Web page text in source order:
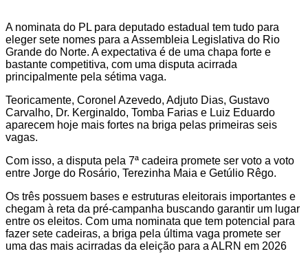
A nominata do PL para deputado estadual tem tudo para
eleger sete nomes para a Assembleia Legislativa do Rio
Grande do Norte. A expectativa é de uma chapa forte e
bastante competitiva, com uma disputa acirrada
principalmente pela sétima vaga.
Teoricamente, Coronel Azevedo, Adjuto Dias, Gustavo
Carvalho, Dr. Kerginaldo, Tomba Farias e Luiz Eduardo
aparecem hoje mais fortes na briga pelas primeiras seis
vagas.
Com isso, a disputa pela 7ª cadeira promete ser voto a voto
entre Jorge do Rosário, Terezinha Maia e Getúlio Rêgo.
Os três possuem bases e estruturas eleitorais importantes e
chegam à reta da pré-campanha buscando garantir um lugar
entre os eleitos. Com uma nominata que tem potencial para
fazer sete cadeiras, a briga pela última vaga promete ser
uma das mais acirradas da eleição para a ALRN em 2026